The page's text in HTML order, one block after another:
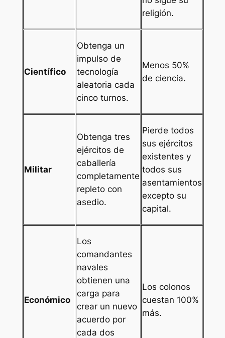
religión.
Científico
Obtenga un
impulso de
tecnología
aleatoria cada
cinco turnos.
Menos 50%
de ciencia.
Militar
Obtenga tres
ejércitos de
caballería
completamente
repleto con
asedio.
Pierde todos
sus ejércitos
existentes y
todos sus
asentamientos
excepto su
capital.
Económico
Los
comandantes
navales
obtienen una
carga para
crear un nuevo
acuerdo por
cada dos
Los colonos
cuestan 100%
más.